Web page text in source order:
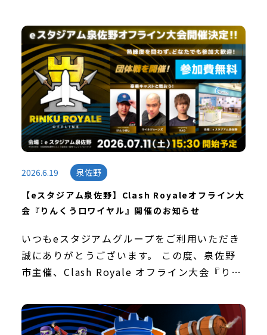
2026.6.19
泉佐野
【eスタジアム泉佐野】Clash Royaleオフライン大
会『りんくうロワイヤル』開催のお知らせ
いつもeスタジアムグループをご利用いただき
誠にありがとうございます。 この度、泉佐野
市主催、Clash Royale オフライン大会『りん
eスタジアム株式会社では、本大会の制作を
[…]